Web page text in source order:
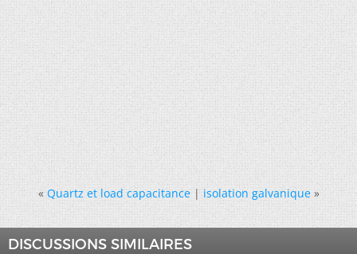
« Quartz et load capacitance|isolation galvanique »
DISCUSSIONS SIMILAIRES